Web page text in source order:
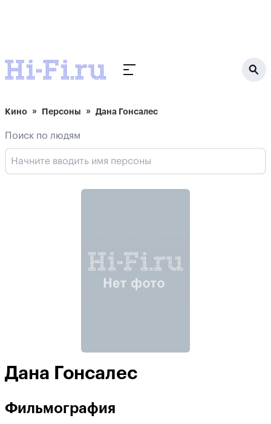
Кино Персоны Дана Гонсалес
Поиск по людям
Дана Гонсалес
Фильмография